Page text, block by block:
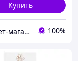
Купить
Інтернет-магазин Kava-e 100%